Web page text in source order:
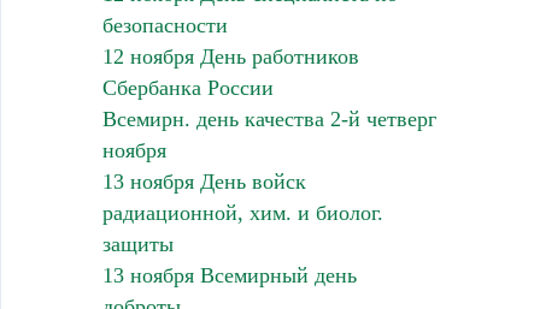
безопасности
12 ноября День работников
Сбербанка России
Всемирн. день качества 2-й четверг
ноября
13 ноября День войск
радиационной, хим. и биолог.
защиты
13 ноября Всемирный день